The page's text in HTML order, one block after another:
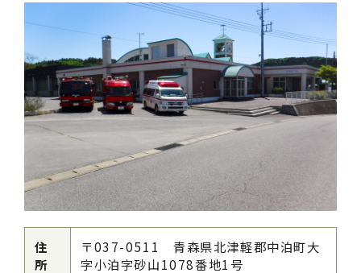
住
所
〒037-0511 青森県北津軽郡中泊町大
字小泊字砂山1078番地1号